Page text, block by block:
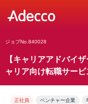
ジョブNo.840028
【キャリアアドバイ
ャリア向け転職サー
正社員 ベンチャー企業